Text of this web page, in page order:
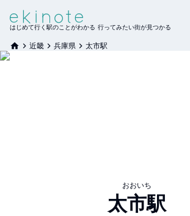
はじめて行く駅のことがわかる 行ってみたい街が見つかる
近畿 兵庫県 太市駅
おおいち
太市駅